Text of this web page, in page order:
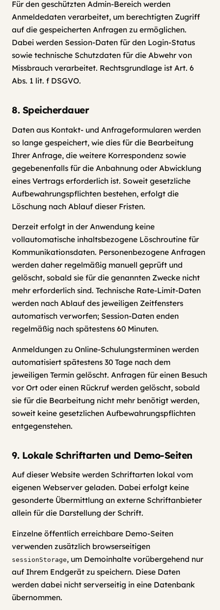
Für den geschützten Admin-Bereich werden
Anmeldedaten verarbeitet, um berechtigten Zugriff
auf die gespeicherten Anfragen zu ermöglichen.
Dabei werden Session-Daten für den Login-Status
sowie technische Schutzdaten für die Abwehr von
Missbrauch verarbeitet. Rechtsgrundlage ist Art. 6
Abs. 1 lit. f DSGVO.
8. Speicherdauer
Daten aus Kontakt- und Anfrageformularen werden
so lange gespeichert, wie dies für die Bearbeitung
Ihrer Anfrage, die weitere Korrespondenz sowie
gegebenenfalls für die Anbahnung oder Abwicklung
eines Vertrags erforderlich ist. Soweit gesetzliche
Aufbewahrungspflichten bestehen, erfolgt die
Löschung nach Ablauf dieser Fristen.
Derzeit erfolgt in der Anwendung keine
vollautomatische inhaltsbezogene Löschroutine für
Kommunikationsdaten. Personenbezogene Anfragen
werden daher regelmäßig manuell geprüft und
gelöscht, sobald sie für die genannten Zwecke nicht
mehr erforderlich sind. Technische Rate-Limit-Daten
werden nach Ablauf des jeweiligen Zeitfensters
automatisch verworfen; Session-Daten enden
regelmäßig nach spätestens 60 Minuten.
Anmeldungen zu Online-Schulungsterminen werden
automatisiert spätestens 30 Tage nach dem
jeweiligen Termin gelöscht. Anfragen für einen Besuch
vor Ort oder einen Rückruf werden gelöscht, sobald
sie für die Bearbeitung nicht mehr benötigt werden,
soweit keine gesetzlichen Aufbewahrungspflichten
entgegenstehen.
9. Lokale Schriftarten und Demo-Seiten
Auf dieser Website werden Schriftarten lokal vom
eigenen Webserver geladen. Dabei erfolgt keine
gesonderte Übermittlung an externe Schriftanbieter
allein für die Darstellung der Schrift.
Einzelne öffentlich erreichbare Demo-Seiten
verwenden zusätzlich browserseitigen
sessionStorage, um Demoinhalte vorübergehend nur
auf Ihrem Endgerät zu speichern. Diese Daten
werden dabei nicht serverseitig in eine Datenbank
übernommen.